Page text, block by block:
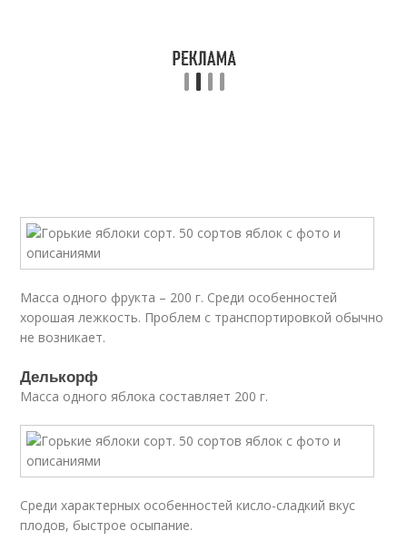
Масса одного фрукта – 200 г. Среди особенностей
хорошая лежкость. Проблем с транспортировкой обычно
не возникает.
Делькорф
Масса одного яблока составляет 200 г.
Среди характерных особенностей кисло-сладкий вкус
плодов, быстрое осыпание.